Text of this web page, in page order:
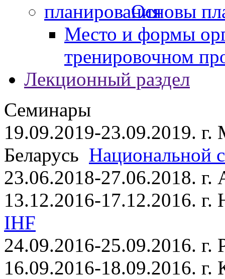
Основы
Место и формы
тренировочном
Лекционный раздел
Семинары
19.09.2019-23.09.2019. г.
Беларусь Национальной
23.06.2018-27.06.2018.
13.12.2016-17.12.2016.
IHF
24.09.2016-25.09.2016. г.
16.09.2016-18.09.2016.